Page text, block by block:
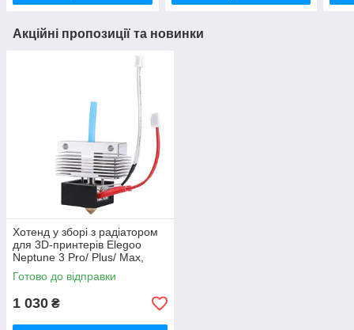
Акційні пропозиції та новинки
Хотенд у зборі з радіатором
для 3D-принтерів Elegoo
Neptune 3 Pro/ Plus/ Max,
сопло 0.4мм, латунь,
(50.204.0001/ 20.205.0035)
Готово до відправки
1 030 ₴